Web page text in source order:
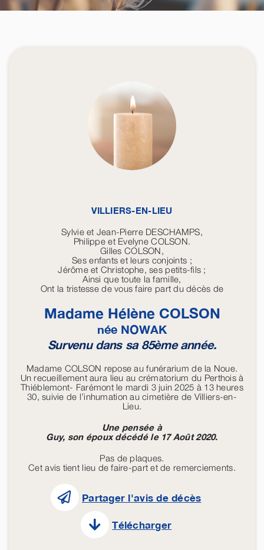
VILLIERS-EN-LIEU
Sylvie et Jean-Pierre DESCHAMPS,
Philippe et Evelyne COLSON.
Gilles COLSON,
Ses enfants et leurs conjoints ;
Jérôme et Christophe, ses petits-fils ;
Ainsi que toute la famille,
Ont la tristesse de vous faire part du décès de
Madame Hélène COLSON
née NOWAK
Survenu dans sa 85ème année.
Madame COLSON repose au funérarium de la Noue.
Un recueillement aura lieu au crématorium du Perthois à
Thiéblemont- Farémont le mardi 3 juin 2025 à 13 heures
30, suivie de l’inhumation au cimetière de Villiers-en-
Lieu.
Une pensée à
Guy, son époux décédé le 17 Août 2020.
Pas de plaques.
Cet avis tient lieu de faire-part et de remerciements.
Partager l'avis de décès
Télécharger